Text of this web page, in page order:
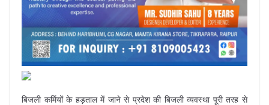
बिजली कर्मियों के हड़ताल में जाने से प्रदेश की बिजली व्यवस्था पूरी तरह से